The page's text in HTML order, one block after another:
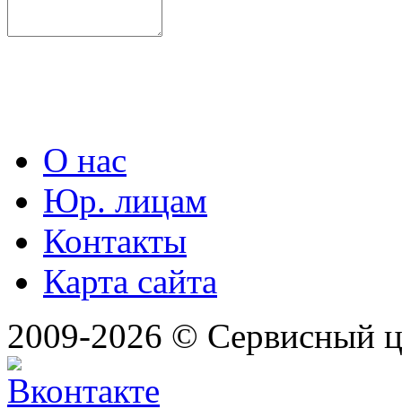
О нас
Юр. лицам
Контакты
Карта сайта
2009-2026 © Сервисный